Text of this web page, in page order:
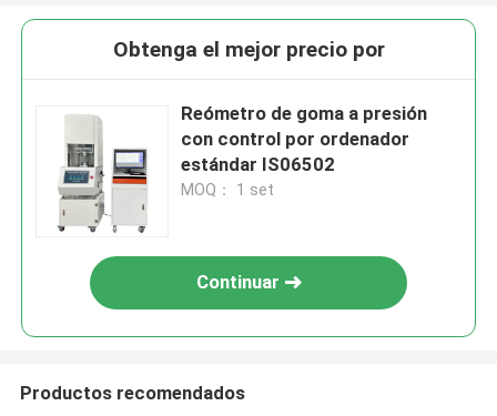
Obtenga el mejor precio por
Reómetro de goma a presión
con control por ordenador
estándar IS06502
MOQ： 1 set
Continuar
Productos recomendados